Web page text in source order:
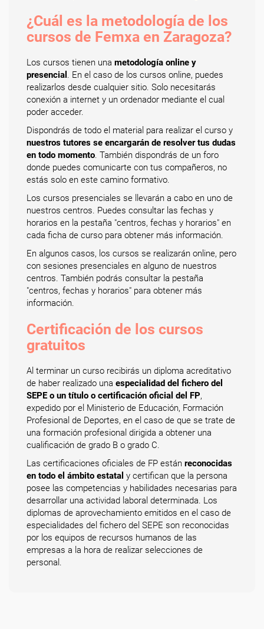
¿Cuál es la metodología de los
cursos de Femxa en Zaragoza?
Los cursos tienen una metodología online y
presencial . En el caso de los cursos online, puedes
realizarlos desde cualquier sitio. Solo necesitarás
conexión a internet y un ordenador mediante el cual
poder acceder.
Dispondrás de todo el material para realizar el curso y
nuestros tutores se encargarán de resolver tus dudas
en todo momento. También dispondrás de un foro
donde puedes comunicarte con tus compañeros, no
estás solo en este camino formativo.
Los cursos presenciales se llevarán a cabo en uno de
nuestros centros. Puedes consultar las fechas y
horarios en la pestaña "centros, fechas y horarios" en
cada ficha de curso para obtener más información.
En algunos casos, los cursos se realizarán online, pero
con sesiones presenciales en alguno de nuestros
centros. También podrás consultar la pestaña
"centros, fechas y horarios" para obtener más
información.
Certificación de los cursos
gratuitos
Al terminar un curso recibirás un diploma acreditativo
de haber realizado una especialidad del fichero del
SEPE o un título o certificación oficial del FP,
expedido por el Ministerio de Educación, Formación
Profesional de Deportes, en el caso de que se trate de
una formación profesional dirigida a obtener una
cualificación de grado B o grado C.
Las certificaciones oficiales de FP están reconocidas
en todo el ámbito estatal y certifican que la persona
posee las competencias y habilidades necesarias para
desarrollar una actividad laboral determinada. Los
diplomas de aprovechamiento emitidos en el caso de
especialidades del fichero del SEPE son reconocidas
por los equipos de recursos humanos de las
empresas a la hora de realizar selecciones de
personal.